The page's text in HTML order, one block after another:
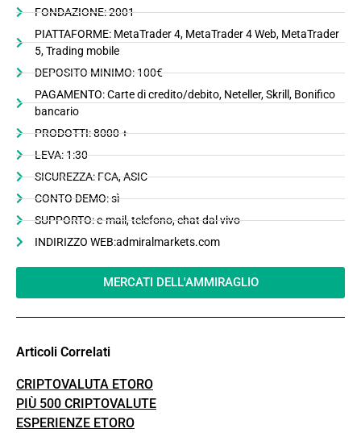
FONDAZIONE: 2001
PIATTAFORME: MetaTrader 4, MetaTrader 4 Web, MetaTrader
5, Trading mobile
DEPOSITO MINIMO: 100€
PAGAMENTO: Carte di credito/debito, Neteller, Skrill, Bonifico
bancario
PRODOTTI: 8000 +
LEVA: 1:30
SICUREZZA: FCA, ASIC
CONTO DEMO: sì
SUPPORTO: e-mail, telefono, chat dal vivo
INDIRIZZO WEB:admiralmarkets.com
MERCATI DELL'AMMIRAGLIO
Articoli Correlati
CRIPTOVALUTA ETORO
PIÙ 500 CRIPTOVALUTE
ESPERIENZE ETORO